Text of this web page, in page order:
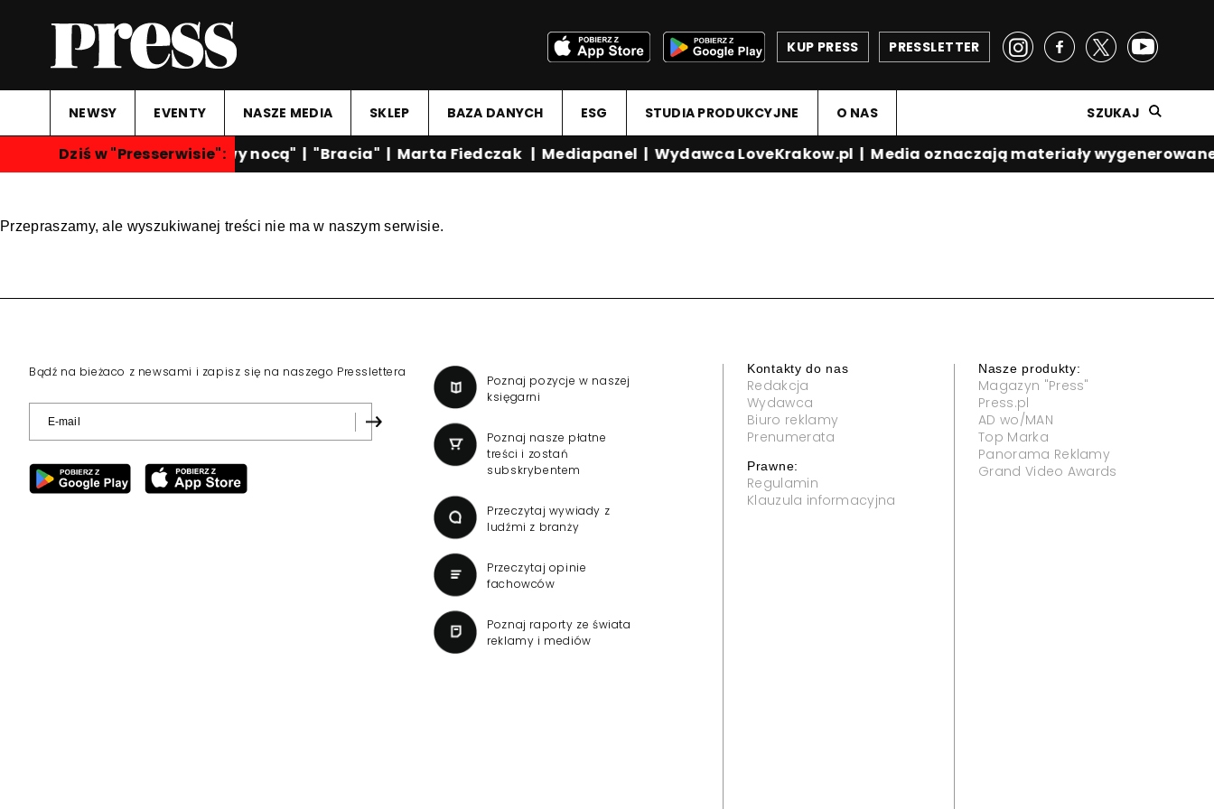
PRESSLETTER
KUP PRESS
NEWSY EVENTY NASZE MEDIA SKLEP BAZA DANYCH ESG STUDIA PRODUKCYJNE O NAS SZUKAJ
Dziś w "Presserwisie":"Rozmowy nocą" |"Bracia" | Marta Fiedczak |Mediapanel | Wydawca LoveKrakow.pl |Media oznaczają materiały wygenerowane
Przepraszamy, ale wyszukiwanej treści nie ma w naszym serwisie.
Bądź na bieżaco z newsami i zapisz się na naszego Presslettera
Poznaj pozycje w naszej
księgarni
Poznaj nasze płatne
treści i zostań
subskrybentem
Przeczytaj wywiady z
ludźmi z branży
Przeczytaj opinie
fachowców
Poznaj raporty ze świata
reklamy i mediów
Kontakty do nas
Redakcja
Wydawca
Biuro reklamy
Prenumerata
Prawne:
Regulamin
Klauzula informacyjna
Nasze produkty:
Magazyn "Press"
Press.pl
AD wo/MAN
Top Marka
Panorama Reklamy
Grand Video Awards